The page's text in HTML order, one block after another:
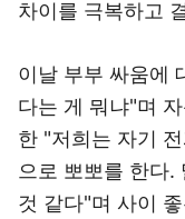
차이를 극복하고
이날 부부 싸움에
다는 게 뭐냐"며
한 "저희는 자기
으로 뽀뽀를 한다.
것 같다"며 사이